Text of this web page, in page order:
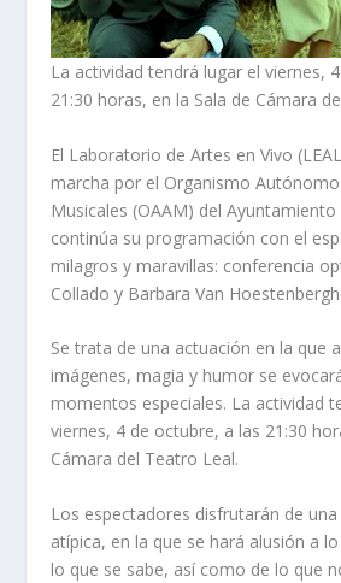
La actividad tendrá lugar el viernes,
21:30 horas, en la Sala de Cámara
El Laboratorio de Artes en Vivo
marcha por el Organismo
Musicales (OAAM) del
continúa su programación con el
milagros y maravillas: conferencia
Collado y Barbara Van
Se trata de una actuación en la que
imágenes, magia y humor se
momentos especiales. La actividad
viernes, 4 de octubre, a las 21:30
Cámara del Teatro Leal.
Los espectadores disfrutarán de
atípica, en la que se hará alusión a
lo que se sabe, así como de lo que